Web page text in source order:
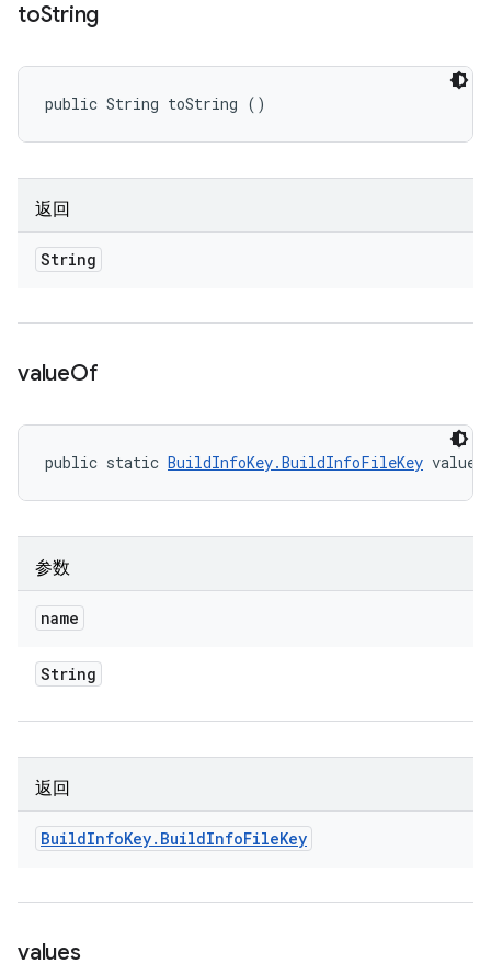
toString
public String toString ()
返回
String
valueOf
public static BuildInfoKey.BuildInfoFileKey
参数
name
String
返回
BuildInfoKey. BuildInfoFileKey
values